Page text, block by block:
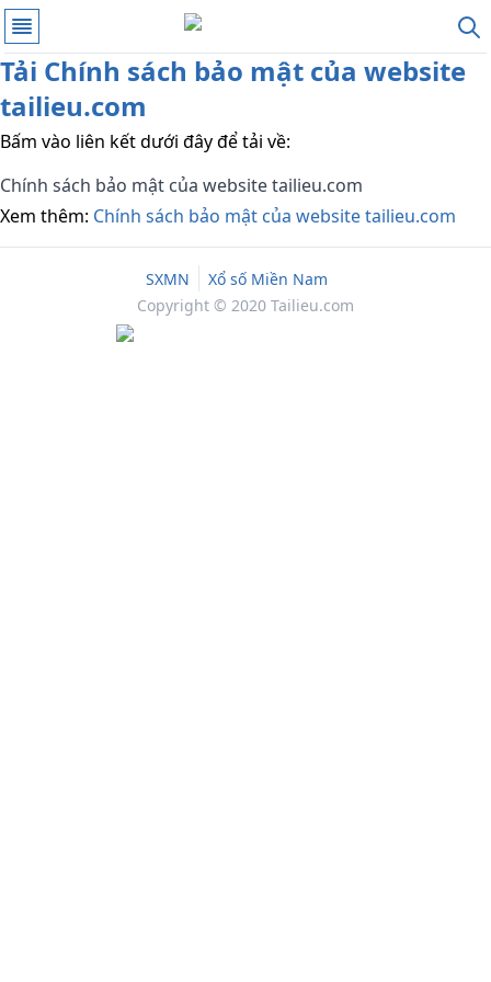
Tải Chính sách bảo mật của website
tailieu.com
Bấm vào liên kết dưới đây để tải về:
Chính sách bảo mật của website tailieu.com
Xem thêm: Chính sách bảo mật của website tailieu.com
SXMN
Xổ số Miền Nam
Copyright © 2020 Tailieu.com